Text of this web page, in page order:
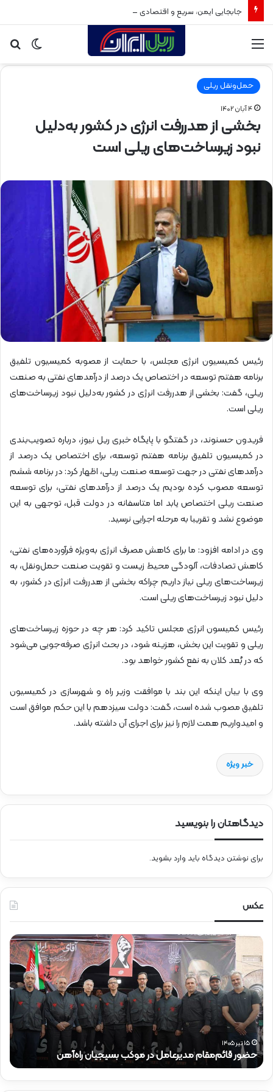
تغییر
پوسته
حمل‌ونقل ریلی
۴ آبان ۱۴۰۲
بخشی از هدررفت انرژی در کشور به‌دلیل
نبود زیرساخت‌های ریلی است
رئیس کمیسیون انرژی مجلس، با حمایت از مصوبه کمیسیون تلفیق
برنامه هفتم توسعه در اختصاص یک درصد از درآمدهای نفتی به صنعت
ریلی، گفت: بخشی از هدررفت انرژی در کشور به‌دلیل نبود زیرساخت‌های
ریلی است.
فریدون حسنوند، در گفتگو با پایگاه خبری ریل نیوز، درباره تصویب‌بندی
در کمیسیون تلفیق برنامه هفتم توسعه، برای اختصاص یک درصد از
درآمدهای نفتی در جهت توسعه صنعت ریلی، اظهار کرد: در برنامه ششم
توسعه مصوب کرده بودیم یک درصد از درآمدهای نفتی، برای توسعه
صنعت ریلی اختصاص یابد اما متاسفانه در دولت قبل، توجهی به این
موضوع نشد و تقریبا به مرحله اجرایی نرسید.
وی در ادامه افزود: ما برای کاهش مصرف انرژی به‌ویژه فرآورده‌های نفتی،
کاهش تصادفات، آلودگی محیط زیست و تقویت صنعت حمل‌و‌نقل، به
زیرساخت‌های ریلی نیاز داریم چراکه بخشی از هدررفت انرژی در کشور، به
دلیل نبود زیرساخت‌های ریلی است.
رئیس کمیسون انرژی مجلس تاکید کرد: هر چه در حوزه زیرساخت‌های
ریلی و تقویت این بخش، هزینه شود، در بحث انرژی صرفه‌جویی می‌شود
که در بُعد کلان به نفع کشور خواهد بود.
وی با بیان اینکه این بند با موافقت وزیر راه و شهرسازی در کمیسیون
تلفیق مصوب شده است، گفت: دولت سیزدهم با این حکم موافق است
و امیدواریم همت لازم را نیز برای اجرای آن داشته باشد.
خبر ویژه
دیدگاهتان را بنویسید
برای نوشتن دیدگاه باید وارد بشوید.
عکس
ح
ض
و
ر
ق
ا
ئ
م‌
م
ق
ا
م
۱۵ تیر ۱۴۰۵
حضور قائم‌مقام مدیرعامل در موکب بسیجیان راه‌آهن
خ